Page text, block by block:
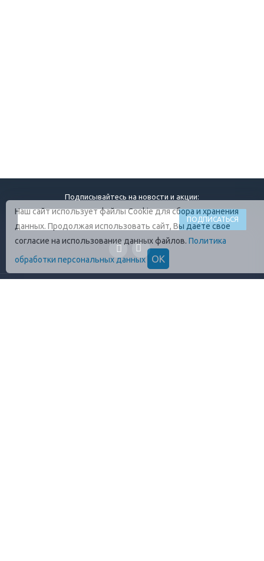
Подписывайтесь на новости и акции:
Наш сайт использует файлы Cookie для сбора и хранения
данных. Продолжая использовать сайт, Вы даете свое
согласие на использование данных файлов. Политика
обработки персональных данных
ОК